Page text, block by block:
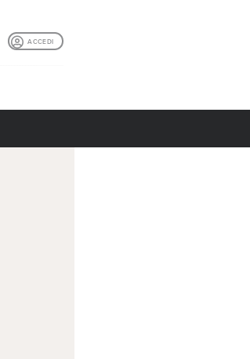
ACCEDI